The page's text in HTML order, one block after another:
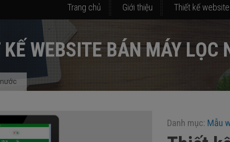
Trang chủ Giới thiệu Thiết kế website
WEBSITE BÁN MÁY LỌC
Danh mục: Mẫu